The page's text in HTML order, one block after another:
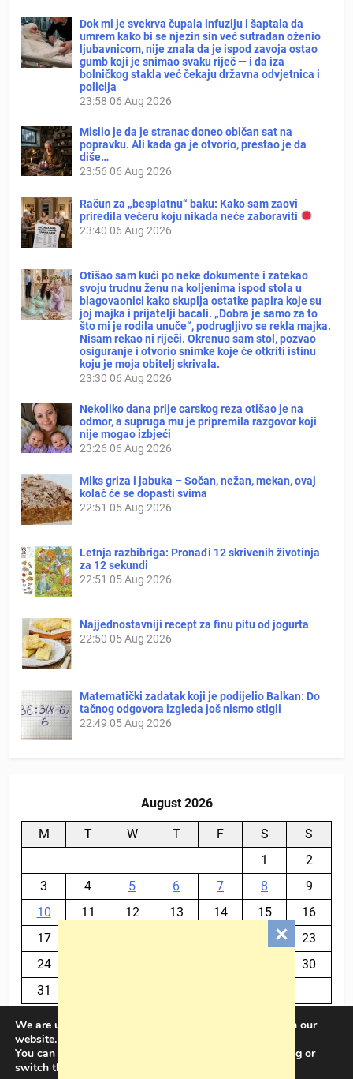
Dok mi je svekrva čupala infuziju i šaptala da
umrem kako bi se njezin sin već sutradan oženio
ljubavnicom, nije znala da je ispod zavoja ostao
gumb koji je snimao svaku riječ — i da iza
bolničkog stakla već čekaju državna odvjetnica i
policija
23:58 06 Aug 2026
Mislio je da je stranac doneo običan sat na
popravku. Ali kada ga je otvorio, prestao je da
diše…
23:56 06 Aug 2026
Račun za „besplatnu“ baku: Kako sam zaovi
priredila večeru koju nikada neće zaboraviti
23:40 06 Aug 2026
Otišao sam kući po neke dokumente i zatekao
svoju trudnu ženu na koljenima ispod stola u
blagovaonici kako skuplja ostatke papira koje su
joj majka i prijatelji bacali. „Dobra je samo za to
što mi je rodila unuče“, podrugljivo se rekla majka.
Nisam rekao ni riječi. Okrenuo sam stol, pozvao
osiguranje i otvorio snimke koje će otkriti istinu
koju je moja obitelj skrivala.
23:30 06 Aug 2026
Nekoliko dana prije carskog reza otišao je na
odmor, a supruga mu je pripremila razgovor koji
nije mogao izbjeći
23:26 06 Aug 2026
Miks griza i jabuka – Sočan, nežan, mekan, ovaj
kolač će se dopasti svima
22:51 05 Aug 2026
Letnja razbibriga: Pronađi 12 skrivenih životinja
za 12 sekundi
22:51 05 Aug 2026
Najjednostavniji recept za finu pitu od jogurta
22:50 05 Aug 2026
Matematički zadatak koji je podijelio Balkan: Do
tačnog odgovora izgleda još nismo stigli
22:49 05 Aug 2026
August 2026
M T W T F S
S
1
2
3
4 5 6 7 8
9
10
11 12 13 14 15
16
17
23
24
30
31
We are using cookies to give you the best experience on our
website.
You can find out more about which cookies we are using or
switch them off in